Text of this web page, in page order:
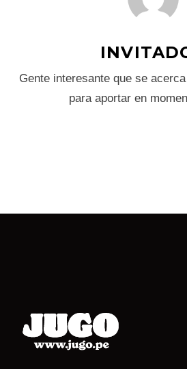
Gente interesante que se
para aportar en